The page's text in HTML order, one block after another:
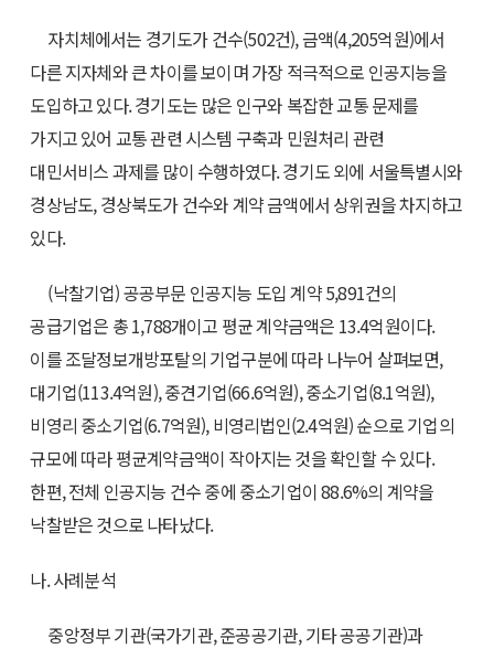
자치체에서는 경기도가 건수(502건), 금액(4,205억원)에서
다른 지자체와 큰 차이를 보이며 가장 적극적으로 인공지능을
도입하고 있다. 경기도는 많은 인구와 복잡한 교통 문제를
가지고 있어 교통 관련 시스템 구축과 민원처리 관련
대민서비스 과제를 많이 수행하였다. 경기도 외에 서울특별시와
경상남도, 경상북도가 건수와 계약 금액에서 상위권을 차지하고
있다.
(낙찰기업) 공공부문 인공지능 도입 계약 5,891건의
공급기업은 총 1,788개이고 평균 계약금액은 13.4억원이다.
이를 조달정보개방포탈의 기업구분에 따라 나누어 살펴보면,
대기업(113.4억원), 중견기업(66.6억원), 중소기업(8.1억원),
비영리 중소기업(6.7억원), 비영리법인(2.4억원) 순으로 기업의
규모에 따라 평균계약금액이 작아지는 것을 확인할 수 있다.
한편, 전체 인공지능 건수 중에 중소기업이 88.6%의 계약을
낙찰받은 것으로 나타났다.
나. 사례분석
중앙정부 기관(국가기관, 준공공기관, 기타 공공기관)과